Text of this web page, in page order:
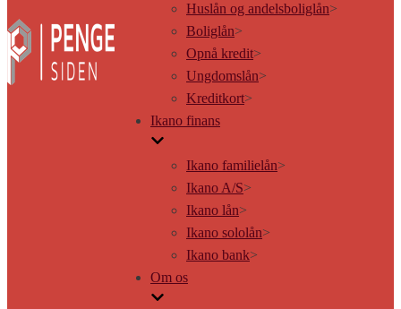
Huslån og andelsboliglån>
Boliglån>
Opnå kredit>
Ungdomslån>
Kreditkort>
Ikano finans
Ikano familielån>
Ikano A/S>
Ikano lån>
Ikano sololån>
Ikano bank>
Om os